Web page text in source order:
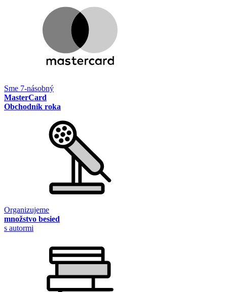
Sme 7-násobný
MasterCard
Obchodník roka
Organizujeme
množstvo besied
s autormi